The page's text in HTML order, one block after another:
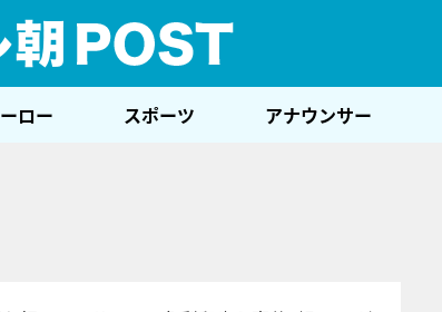
ロー スポーツ アナウンサー